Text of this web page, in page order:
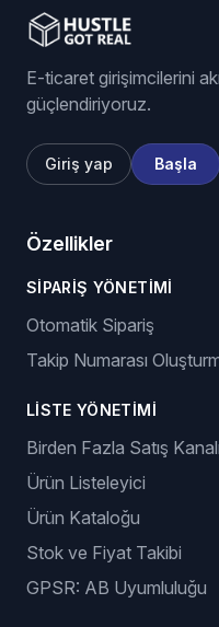
E-ticaret girişimcilerini
güçlendiriyoruz.
Giriş yap Başla
Özellikler
SIPARIŞ YÖNETIMI
Otomatik Sipariş
Takip Numarası
LISTE YÖNETIMI
Birden Fazla Satış Kanalı
Ürün Listeleyici
Ürün Kataloğu
Stok ve Fiyat Takibi
GPSR: AB Uyumluluğu